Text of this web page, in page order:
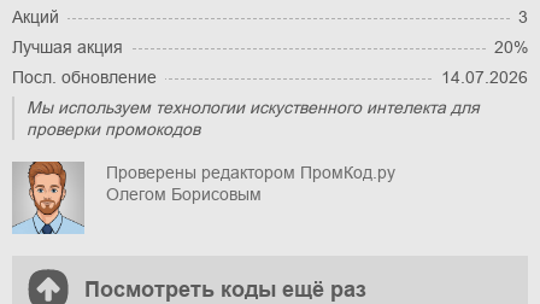
Акций
3
Лучшая акция
20%
Посл. обновление
14.07.2026
Мы используем технологии искуственного интелекта для
проверки промокодов
Проверены редактором ПромКод.ру
Олегом Борисовым
Посмотреть коды ещё раз